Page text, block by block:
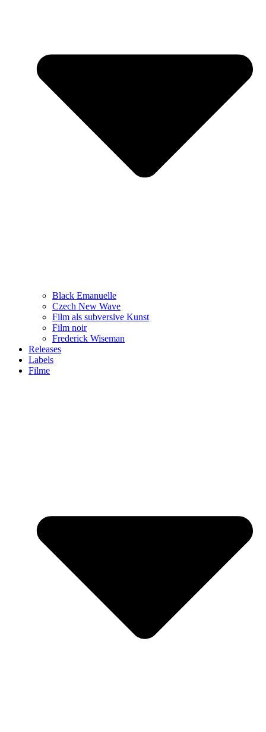
Black Emanuelle
Czech New Wave
Film als subversive Kunst
Film noir
Frederick Wiseman
Releases
Labels
Filme